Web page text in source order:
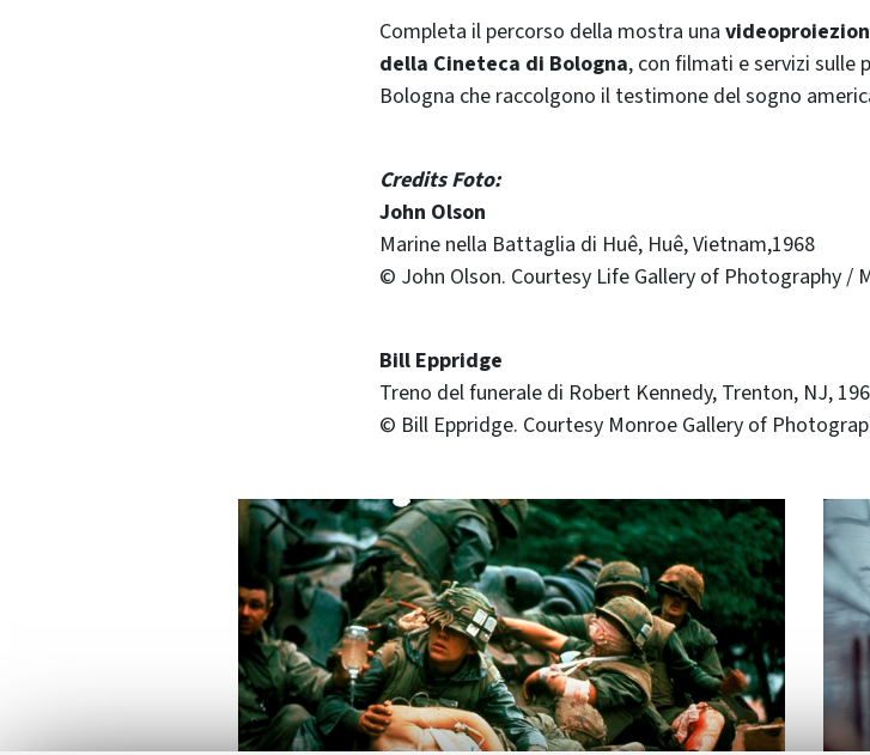
Completa il percorso della mostra una
della Cineteca di Bologna, con filmati e servizi sulle
Bologna che raccolgono il testimone del sogno
Credits Foto:
John Olson
Marine nella Battaglia di Huê, Huê, Vietnam,1968
© John Olson. Courtesy Life Gallery of Photography /
Bill Eppridge
Treno del funerale di Robert Kennedy, Trenton, NJ,
© Bill Eppridge. Courtesy Monroe Gallery of